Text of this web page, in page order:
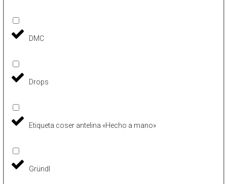
DMC
Drops
Etiqueta coser antelina «Hecho a mano»
Gründl